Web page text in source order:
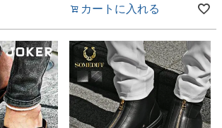
カートに入れる